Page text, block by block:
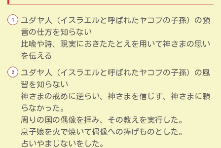
ユダヤ人（イスラエルと呼ばれたヤコブの子孫）の預
言の仕方を知らない
比喩や詩、現実におきたたとえを用いて神さまの思い
を伝える
ユダヤ人（イスラエルと呼ばれたヤコブの子孫）の風
習を知らない
神さまの戒めに逆らい、神さまを信じず、神さまに頼
らなかった。
周りの国の偶像を拝み、その教えを実行した。
息子娘を火で焼いて偶像への捧げものとした。
占いやまじないをした。